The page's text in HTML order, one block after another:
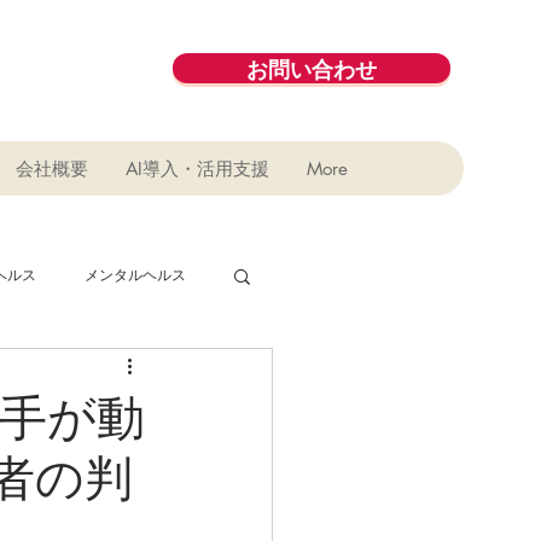
お問い合わせ
会社概要 AI導入・活用支援 More
ルス メンタルヘルス
コラボ
が動
の判